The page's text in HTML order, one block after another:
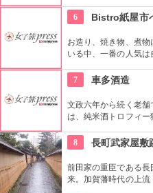
石川県ゆかりの文学
よって構成されている。
6 Bistro紙屋市
お造り、焼き物、煮
いる中、一番の人気は
落ち着いた雰囲気も
7 車多酒造
文政六年から続く老
は、純米酒トロフィー
8 長町武家屋敷
前田家の重臣である
来。加賀藩時代の上流